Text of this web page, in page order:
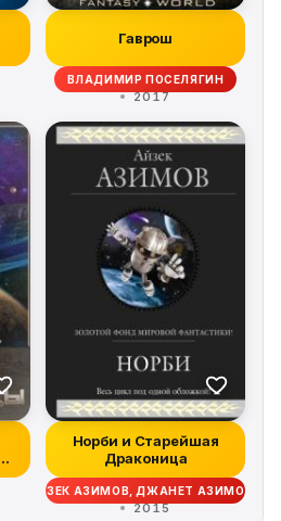
Гаврош
ВЛАДИМИР ПОСЕЛЯГИН
2017
Норби и Старейшая
Драконица
АЙЗЕК АЗИМОВ, ДЖАНЕТ АЗИМОВА
2015